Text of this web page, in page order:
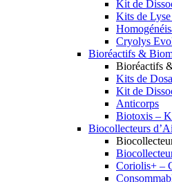
Kit de
Kits de
Cryolys
Bioréactifs &
Bioréactifs
Kits de
Kit de
Anticorps
Biotoxis –
Biocollecteurs
Coriolis+ –